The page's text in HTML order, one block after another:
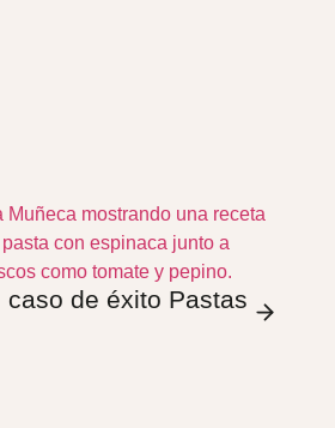
caso de éxito Pastas